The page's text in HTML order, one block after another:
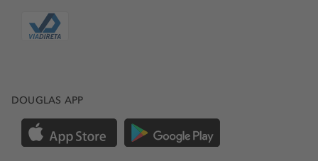
DOUGLAS APP